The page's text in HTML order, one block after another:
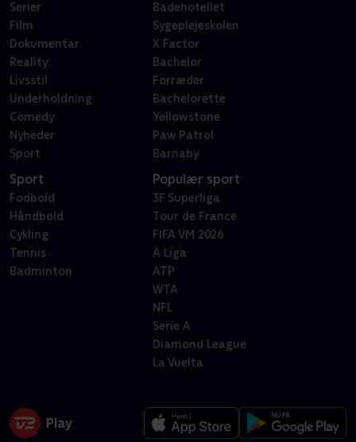
Serier
Film
Dokumentar
Reality
Livsstil
Underholdning
Comedy
Nyheder
Sport
Badehotellet
Sygeplejeskolen
X Factor
Bachelor
Forræder
Bachelorette
Yellowstone
Paw Patrol
Barnaby
Sport
Fodbold
Håndbold
Cykling
Tennis
Badminton
Populær sport
3F Superliga
Tour de France
FIFA VM 2026
A Liga
ATP
WTA
NFL
Serie A
Diamond League
La Vuelta